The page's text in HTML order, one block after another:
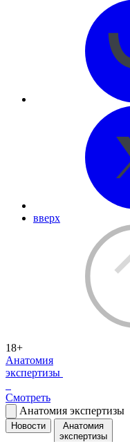
вверх
18+
Анатомия
экспертизы
Смотреть
Анатомия экспертизы
Новости
Анатомия
экспертизы